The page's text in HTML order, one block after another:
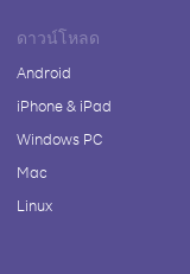
ดาวน์โหลด
Android
iPhone & iPad
Windows PC
Mac
Linux